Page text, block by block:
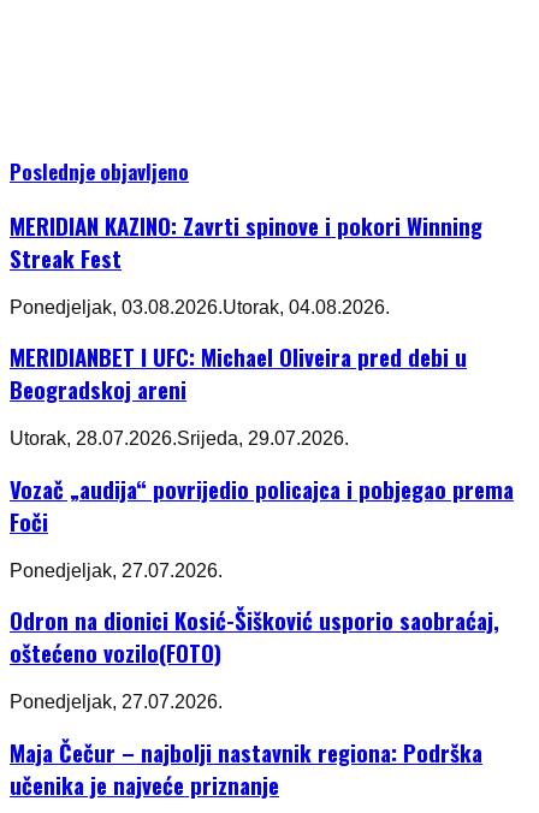
Poslednje objavljeno
MERIDIAN KAZINO: Zavrti spinove i pokori Winning
Streak Fest
Ponedjeljak, 03.08.2026.Utorak, 04.08.2026.
MERIDIANBET I UFC: Michael Oliveira pred debi u
Beogradskoj areni
Utorak, 28.07.2026.Srijeda, 29.07.2026.
Vozač „audija“ povrijedio policajca i pobjegao prema
Foči
Ponedjeljak, 27.07.2026.
Odron na dionici Kosić-Šišković usporio saobraćaj,
oštećeno vozilo(FOTO)
Ponedjeljak, 27.07.2026.
Maja Čečur – najbolji nastavnik regiona: Podrška
učenika je najveće priznanje